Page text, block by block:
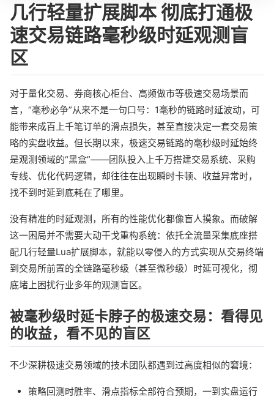
几行轻量扩展脚本 彻底打通极
速交易链路毫秒级时延观测盲
区
对于量化交易、券商核心柜台、高频做市等极速交易场景而
言，“毫秒必争”从来不是一句口号：1毫秒的链路时延波动，可
能带来成百上千笔订单的滑点损失，甚至直接决定一套交易策
略的实盘收益。但长期以来，极速交易链路的毫秒级时延始终
是观测领域的“黑盒”——团队投入上千万搭建交易系统、采购
专线、优化代码逻辑，却往往在出现瞬时卡顿、收益异常时，
找不到时延到底耗在了哪里。
没有精准的时延观测，所有的性能优化都像盲人摸象。而破解
这一困局并不需要大动干戈重构系统：依托全流量采集底座搭
配几行轻量Lua扩展脚本，就能以零侵入的方式实现从交易终端
到交易所前置的全链路毫秒级（甚至微秒级）时延可视化，彻
底堵上困扰行业多年的观测盲区。
被毫秒级时延卡脖子的极速交易：看得见
的收益，看不见的盲区
不少深耕极速交易领域的技术团队都遇到过高度相似的窘境：
策略回测时胜率、滑点指标全部符合预期，一到实盘运行